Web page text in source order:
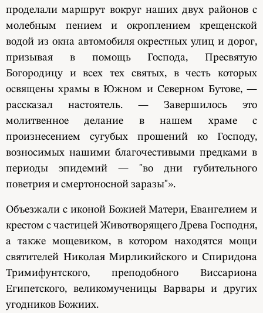
проделали маршрут вокруг наших двух районов с
молебным пением и окроплением крещенской
водой из окна автомобиля окрестных улиц и дорог,
призывая в помощь Господа, Пресвятую
Богородицу и всех тех святых, в честь которых
освящены храмы в Южном и Северном Бутове, —
рассказал настоятель. — Завершилось это
молитвенное делание в нашем храме с
произнесением сугубых прошений ко Господу,
возносимых нашими благочестивыми предками в
периоды эпидемий — "во дни губительного
поветрия и смертоносной заразы"».
Объезжали с иконой Божией Матери, Евангелием и
крестом с частицей Животворящего Древа Господня,
а также мощевиком, в котором находятся мощи
святителей Николая Мирликийского и Спиридона
Тримифунтского, преподобного Виссариона
Египетского, великомученицы Варвары и других
угодников Божиих.